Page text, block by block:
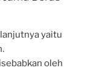
yaitu
oleh